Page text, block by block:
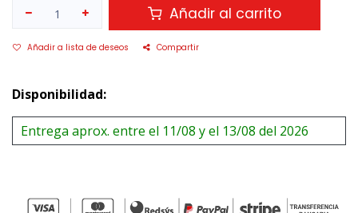
Añadir al carrito
Añadir a lista de deseos Compartir
Disponibilidad:
Entrega aprox. entre el 11/08 y el 13/08 del 2026